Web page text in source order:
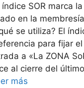
índice SOR marca
en la
se utiliza? El
para fijar
a «La ZONA
al cierre del
más